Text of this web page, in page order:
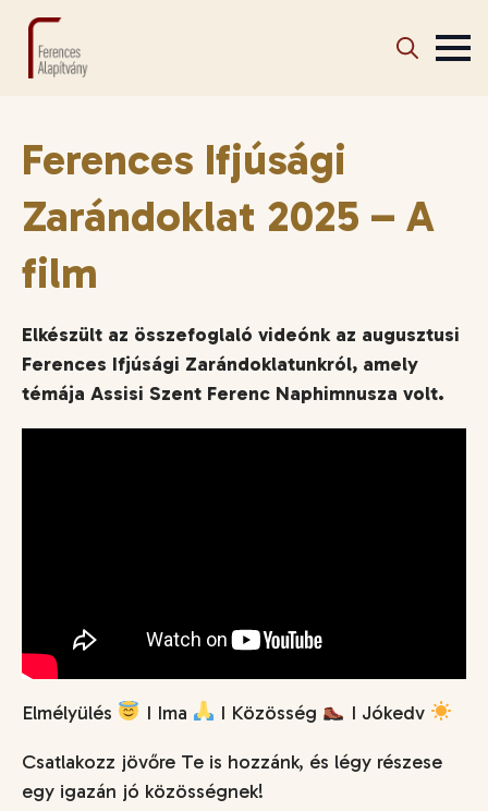
Ferences Ifjúsági
Zarándoklat 2025 – A
film
Elkészült az összefoglaló videónk az augusztusi
Ferences Ifjúsági Zarándoklatunkról, amely
témája Assisi Szent Ferenc Naphimnusza volt.
Elmélyülés I Ima I Közösség I Jókedv
Csatlakozz jövőre Te is hozzánk, és légy részese
egy igazán jó közösségnek!